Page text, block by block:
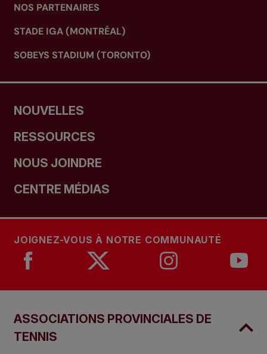
NOS PARTENAIRES
STADE IGA (MONTRÉAL)
SOBEYS STADIUM (TORONTO)
NOUVELLES
RESSOURCES
NOUS JOINDRE
CENTRE MÉDIAS
JOIGNEZ-VOUS À NOTRE COMMUNAUTÉ
ASSOCIATIONS PROVINCIALES DE
TENNIS